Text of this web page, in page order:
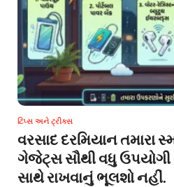
ટિપ્સ અને ટ્રીક્સ
વરસાદ દરમિયાન તમારા
ગેજેટ્સ સૌથી વધુ ઉપયોગી
સાથે રાખવાનું ભૂલશો નહીં.